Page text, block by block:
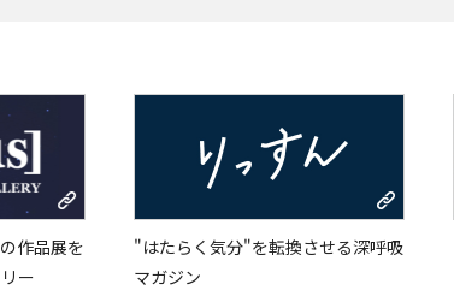
作品展を
ー
"はたらく気分"を転換させる深呼吸
マガジン